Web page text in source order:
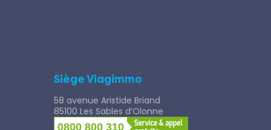
Siège Viagimmo
58 avenue Aristide Briand
85100 Les Sables d’Olonne
0800 800 310